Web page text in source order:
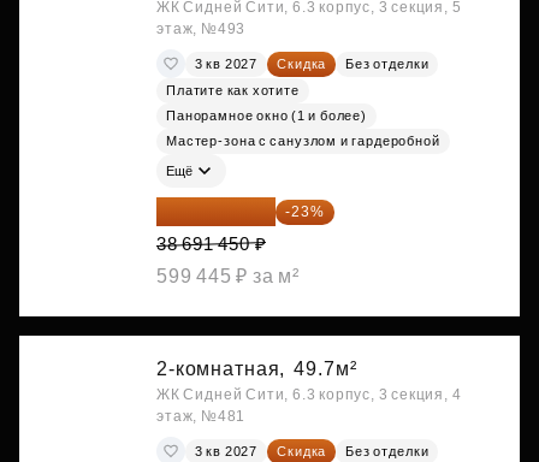
ЖК Сидней Сити, 6.3 корпус, 3 секция, 5
этаж, №493
3 кв 2027 Скидка
Без отделки
Платите как хотите
Панорамное окно (1 и более)
Мастер-зона с санузлом и гардеробной
Ещё
29 792 417 ₽ -23%
38 691 450 ₽
599 445 ₽ за м²
2-комнатная, 49.7м²
ЖК Сидней Сити, 6.3 корпус, 3 секция, 4
этаж, №481
3 кв 2027 Скидка Без отделки